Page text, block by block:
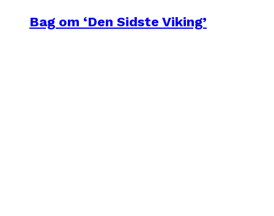
Bag om ‘Den Sidste Viking’